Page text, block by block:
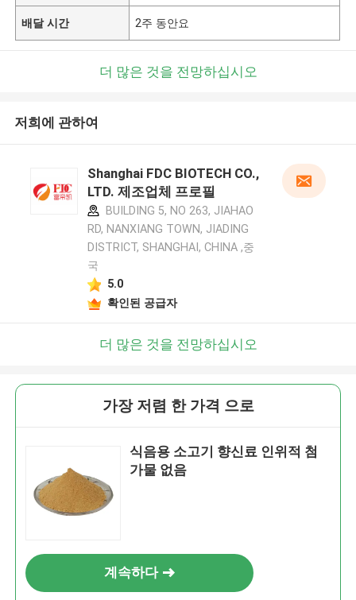
배달 시간 2주 동안요
더 많은 것을 전망하십시오
저희에 관하여
Shanghai FDC BIOTECH CO.,
LTD. 제조업체 프로필
BUILDING 5, NO 263, JIAHAO
RD, NANXIANG TOWN, JIADING
DISTRICT, SHANGHAI, CHINA ,중
국
5.0
확인된 공급자
더 많은 것을 전망하십시오
가장 저렴 한 가격 으로
식음용 소고기 향신료 인위적 첨
가물 없음
계속하다